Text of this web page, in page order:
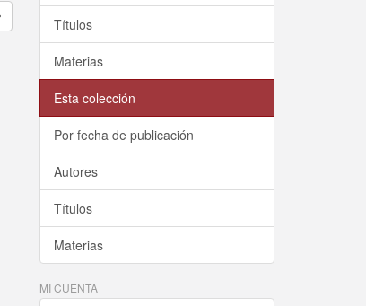
Títulos
Materias
Esta colección
Por fecha de publicación
Autores
Títulos
Materias
MI CUENTA